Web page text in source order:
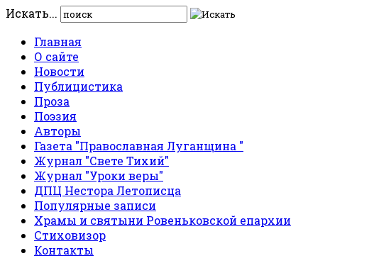
Искать...
Главная
О сайте
Новости
Публицистика
Проза
Поэзия
Авторы
Газета "Православная Луганщина "
Журнал "Свете Тихий"
Журнал "Уроки веры"
ДПЦ Нестора Летописца
Популярные записи
Храмы и святыни Ровеньковской епархии
Стиховизор
Контакты